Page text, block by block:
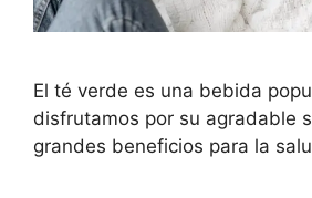
El té verde es una bebida
disfrutamos por su agradable
grandes beneficios para la